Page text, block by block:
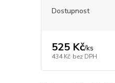
Dostupnost
525 Kč/ks
434 Kč bez DPH